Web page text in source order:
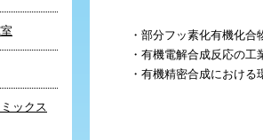
ックス
・部分フッ素化有機化
・有機電解合成反応の工
・有機精密合成における